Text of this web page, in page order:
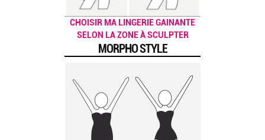
CHOISIR MA LINGERIE GAINANTE
SELON LA ZONE À SCULPTER
MORPHO STYLE